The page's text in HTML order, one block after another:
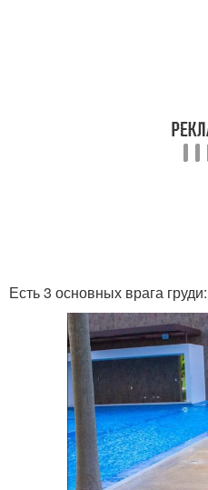
Есть 3 основных врага груди: